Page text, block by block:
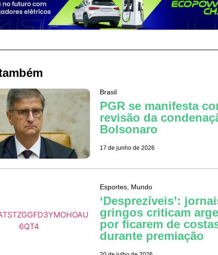
Brasil
PGR se manifesta
revisão da
Bolsonaro
17 de junho de 2026
Esportes Mundo
‘Desprezíveis’:
gringos criticam
por ficarem de
durante premiação